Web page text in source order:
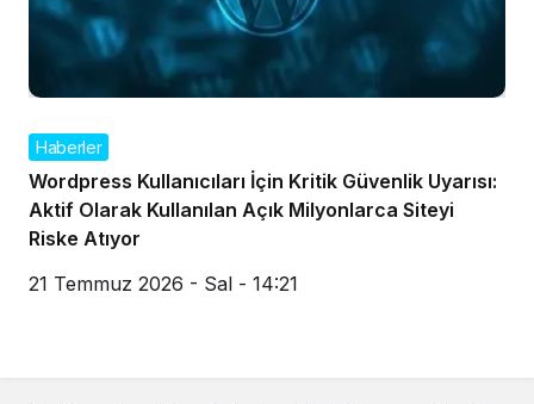
Haberler
Wordpress Kullanıcıları İçin Kritik Güvenlik Uyarısı:
Aktif Olarak Kullanılan Açık Milyonlarca Siteyi
Riske Atıyor
21 Temmuz 2026 - Sal - 14:21